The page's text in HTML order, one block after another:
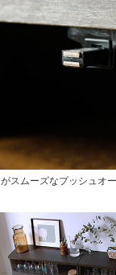
スムーズなプッシュオ